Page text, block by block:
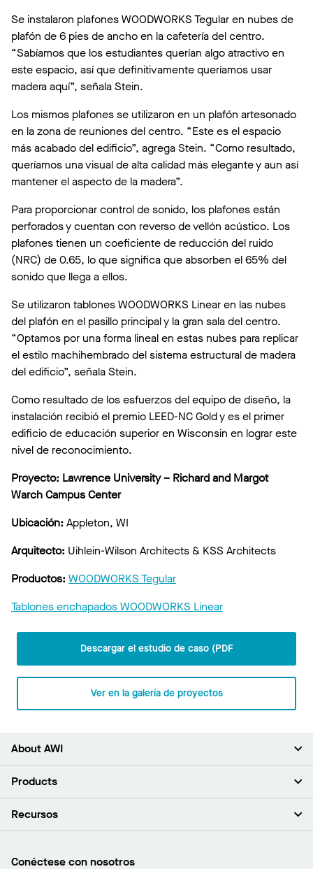
Se instalaron plafones WOODWORKS Tegular en nubes de
plafón de 6 pies de ancho en la cafetería del centro.
“Sabíamos que los estudiantes querían algo atractivo en
este espacio, así que definitivamente queríamos usar
madera aquí”, señala Stein.
Los mismos plafones se utilizaron en un plafón artesonado
en la zona de reuniones del centro. “Este es el espacio
más acabado del edificio”, agrega Stein. “Como resultado,
queríamos una visual de alta calidad más elegante y aun así
mantener el aspecto de la madera”.
Para proporcionar control de sonido, los plafones están
perforados y cuentan con reverso de vellón acústico. Los
plafones tienen un coeficiente de reducción del ruido
(NRC) de 0.65, lo que significa que absorben el 65% del
sonido que llega a ellos.
Se utilizaron tablones WOODWORKS Linear en las nubes
del plafón en el pasillo principal y la gran sala del centro.
“Optamos por una forma lineal en estas nubes para replicar
el estilo machihembrado del sistema estructural de madera
del edificio”, señala Stein.
Como resultado de los esfuerzos del equipo de diseño, la
instalación recibió el premio LEED-NC Gold y es el primer
edificio de educación superior en Wisconsin en lograr este
nivel de reconocimiento.
Proyecto: Lawrence University – Richard and Margot
Warch Campus Center
Ubicación: Appleton, WI
Arquitecto: Uihlein-Wilson Architects & KSS Architects
Productos: WOODWORKS Tegular
Tablones enchapados WOODWORKS Linear
Descargar el estudio de caso (PDF
Ver en la galería de proyectos
About AWI
Acerca de nosotros
Sala de prensa
Products
Plafones
Recursos
Buscar un distribuidor
Conéctese con nosotros